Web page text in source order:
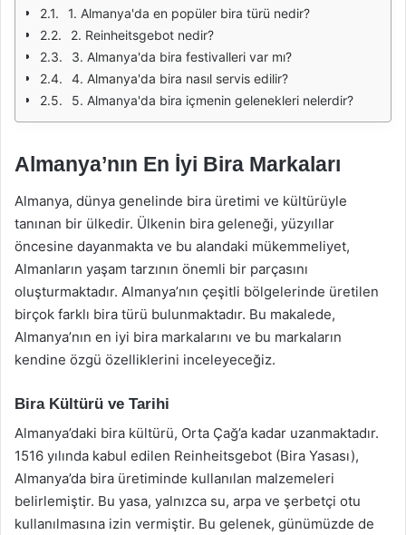
1. Almanya'da en popüler bira türü nedir?
2. Reinheitsgebot nedir?
3. Almanya'da bira festivalleri var mı?
4. Almanya'da bira nasıl servis edilir?
5. Almanya'da bira içmenin gelenekleri nelerdir?
Almanya’nın En İyi Bira Markaları
Almanya, dünya genelinde bira üretimi ve kültürüyle
tanınan bir ülkedir. Ülkenin bira geleneği, yüzyıllar
öncesine dayanmakta ve bu alandaki mükemmeliyet,
Almanların yaşam tarzının önemli bir parçasını
oluşturmaktadır. Almanya’nın çeşitli bölgelerinde üretilen
birçok farklı bira türü bulunmaktadır. Bu makalede,
Almanya’nın en iyi bira markalarını ve bu markaların
kendine özgü özelliklerini inceleyeceğiz.
Bira Kültürü ve Tarihi
Almanya’daki bira kültürü, Orta Çağ’a kadar uzanmaktadır.
1516 yılında kabul edilen Reinheitsgebot (Bira Yasası),
Almanya’da bira üretiminde kullanılan malzemeleri
belirlemiştir. Bu yasa, yalnızca su, arpa ve şerbetçi otu
kullanılmasına izin vermiştir. Bu gelenek, günümüzde de